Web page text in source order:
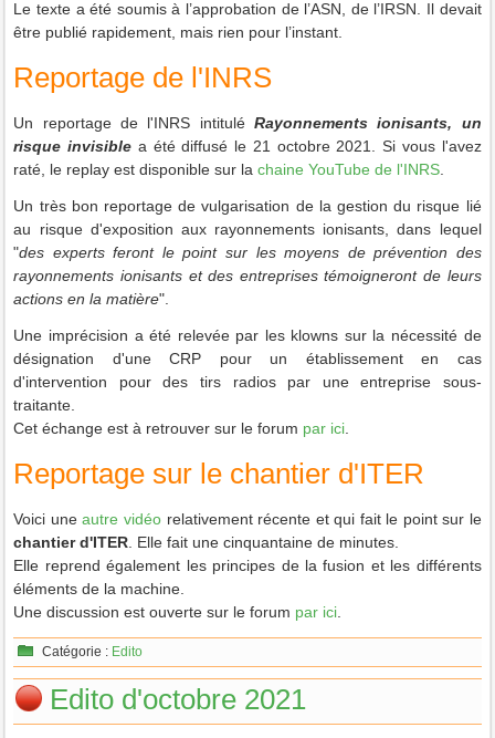
Le texte a été soumis à l’approbation de l’ASN, de l’IRSN. Il devait
être publié rapidement, mais rien pour l’instant.
Reportage de l'INRS
Un reportage de l'INRS intitulé Rayonnements ionisants, un
risque invisible a été diffusé le 21 octobre 2021. Si vous l'avez
raté, le replay est disponible sur lachaine YouTube de l'INRS
Un très bon reportage de vulgarisation de la gestion du risque lié
au risque d'exposition aux rayonnements ionisants, dans lequel
"des experts feront le point sur les moyens de prévention des
rayonnements ionisants et des entreprises témoigneront de leurs
actions en la matière".
Une imprécision a été relevée par les klowns sur la nécessité de
désignation d'une CRP pour un établissement en cas
d'intervention pour des tirs radios par une entreprise sous-
traitante.
Cet échange est à retrouver sur le forum par ici
Reportage sur le chantier d'ITER
Voici uneautre vidéo relativement récente et qui fait le point sur le
chantier d'ITER . Elle fait une cinquantaine de minutes.
Elle reprend également les principes de la fusion et les différents
éléments de la machine.
Une discussion est ouverte sur le forum par ici
Catégorie : Edito
Edito d'octobre 2021